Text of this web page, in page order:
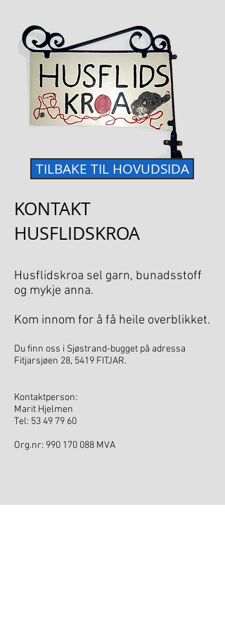
TILBAKE TIL HOVUDSIDA
KONTAKT
HUSFLIDSKROA
Husflidskroa sel garn, bunadsstoff
og mykje anna.
Kom innom for å få heile overblikket.
Du finn oss i Sjøstrand-bugget på adressa
Fitjarsjøen 28, 5419 FITJAR.
Kontaktperson:
Marit Hjelmen
Tel: 53 49 79 60
Org.nr: 990 170 088 MVA